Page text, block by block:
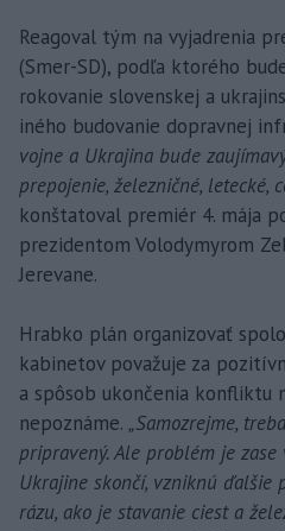
Reagoval tým na vyjadrenia
(Smer-SD), podľa ktorého
rokovanie slovenskej a
iného budovanie dopravnej
vojne a Ukrajina bude
prepojenie, železničné, letecké,
konštatoval premiér 4. mája
prezidentom Volodymyrom
Jerevane.
Hrabko plán organizovať
kabinetov považuje za
a spôsob ukončenia konfliktu
nepoznáme. „Samozrejme,
pripravený. Ale problém je
Ukrajine skončí, vzniknú ďalšie
rázu, ako je stavanie ciest a